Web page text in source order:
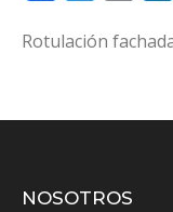
Rotulación
NOSOTROS